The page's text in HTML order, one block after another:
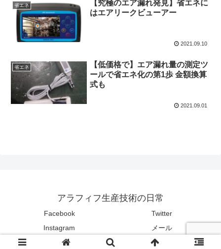
省エネ
【究極のエア漏れ発見】省エネに
はエアリークビューアー
2021.09.10
省エネ
【低価格で】エア漏れ量の測定ツ
ールで省エネ化の第1歩 金額換算
式も
2021.09.01
アラフィフ生産技術の日常
Facebook
Twitter
Instagram
メール
© 2021 アラフィフ生産技術の日常.